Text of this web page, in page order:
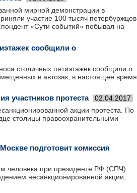
мирной демонстрации в
участие 100 тысяч петербуржцев.
«Сути событий» побывал на
сообщили о
столичных пятиэтажек сообщили о
в автозак, в настоящее время
участников протеста 02.04.2017
акции протеста. По
столицы правоохранительными
подготовит комиссия
человека при президенте РФ (СПЧ)
несанкционированной акции,